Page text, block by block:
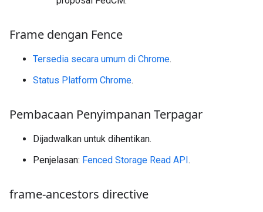
Frame dengan Fence
Tersedia secara umum di Chrome.
Status Platform Chrome.
Pembacaan Penyimpanan Terpagar
Dijadwalkan untuk dihentikan.
Penjelasan: Fenced Storage Read API.
frame-ancestors directive